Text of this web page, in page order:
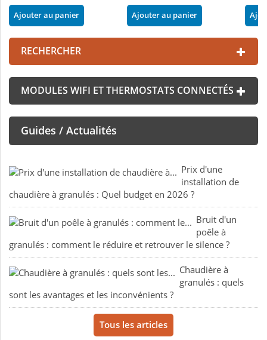
Ajouter au panier Ajouter au panier
RECHERCHER
MODULES WIFI ET THERMOSTATS CONNECTÉS
Guides / Actualités
Prix d'une
installation de
chaudière à granulés : Quel budget en 2026 ?
Bruit d'un
poêle à
granulés : comment le réduire et retrouver le silence ?
Chaudière à
granulés : quels
sont les avantages et les inconvénients ?
Tous les articles